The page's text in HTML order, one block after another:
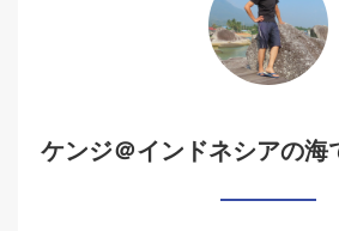
ケンジ＠インドネシアの